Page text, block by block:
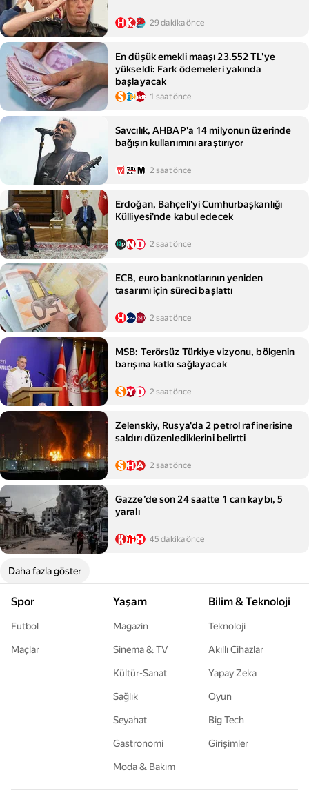
29 dakika önce
En düşük emekli maaşı 23.552 TL'ye
yükseldi: Fark ödemeleri yakında
başlayacak
1 saat önce
Savcılık, AHBAP'a 14 milyonun üzerinde
bağışın kullanımını araştırıyor
2 saat önce
Erdoğan, Bahçeli'yi Cumhurbaşkanlığı
Külliyesi'nde kabul edecek
2 saat önce
ECB, euro banknotlarının yeniden
tasarımı için süreci başlattı
2 saat önce
MSB: Terörsüz Türkiye vizyonu, bölgenin
barışına katkı sağlayacak
2 saat önce
Zelenskiy, Rusya'da 2 petrol rafinerisine
saldırı düzenlediklerini belirtti
2 saat önce
Gazze’de son 24 saatte 1 can kaybı, 5
yaralı
45 dakika önce
Daha fazla göster
Spor
Futbol
Maçlar
Yaşam
Magazin
Sinema & TV
Kültür-Sanat
Sağlık
Seyahat
Gastronomi
Moda & Bakım
Bilim & Teknoloji
Teknoloji
Akıllı Cihazlar
Yapay Zeka
Oyun
Big Tech
Girişimler